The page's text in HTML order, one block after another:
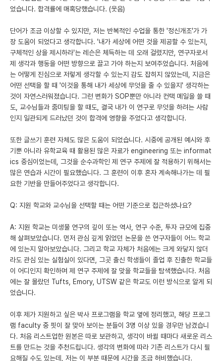
었습니다. 합격률에 매혹당했습니다. (웃음)
단어가 조금 이상할 수 있지만, 저는 반복적인 수업을 통한 '정신개조'가 가
장 도움이 되었다고 생각합니다. '내가 세상에 어떤 것을 제공할 수 있는지,
구체적인 상을 제시하라'는 레슨은 체득하는 데 오래 걸렸지만, 연구자로서
제 생각과 행동을 어떤 방향으로 끌고 가야 하는지 보여주었습니다. 처음에
는 어떻게 진심으로 저렇게 생각할 수 있는지 감도 잡히지 않았는데, 지금은
어떤 선택을 할 때 '이것을 통해 내가 세상에 무엇을 줄 수 있을지' 생각하는
것이 자연스러워졌습니다. 그런 변화가 SOP뿐만 아니라 컨택 메일을 쓸 때
도, 교수님들과 줌미팅을 할 때도, 결국 내가 이 연구로 무엇을 하려는 사람
인지 일관되게 드러났던 것이 합격에 영향을 주었다고 생각합니다.
또한 글쓰기 훈련 자체도 많은 도움이 되었습니다. 시중에 공개된 예시와 후
기뿐 아니라 유학교육 때 활용된 많은 자료가 engineering 또는 informat
ics 중심이었는데, 그것을 순수과학인 제 연구 주제에 잘 적용하기 위해서는
많은 연습과 시간이 필요했습니다. 그 훈련이 이후 혼자 계속해나가는 데 필
요한 기반을 만들어주었다고 생각합니다.
Q: 지원 학교와 교수님을 선택할 때는 어떤 기준으로 접근하셨나요?
A: 지원 학교는 미생물 연구의 깊이 또는 역사, 연구 수준, 투자 규모에 집중
해 살펴보았습니다. 먼저 관심 깊게 읽었던 논문을 쓴 연구자들이 어느 학교
에 있는지 알아보았습니다. 그리고 학교 자체가 처음에는 크게 와닿지 않더
라도 관심 있는 실험실이 있다면, 그곳 출신 학생들이 졸업 후 진출한 학교들
이 어디인지 확인하며 제 연구 주제에 잘 맞을 학교들을 탐색했습니다. 처음
에는 잘 몰랐던 Tufts, Emory, UTSW 같은 학교도 이런 방식으로 알게 되
었습니다.
이후 제가 지원하고 싶은 박사 프로그램을 학교 옆에 정리했고, 해당 프로그
램 faculty 중 핏이 잘 맞아 보이는 분들이 3명 이상 있을 경우만 남겼습니
다. 처음 리스트업한 원본은 따로 보관하고, 생각이 바뀔 때마다 새로운 리스
트를 만드는 것을 추천드립니다. 생각의 변화에 따라 기존 리스트가 다시 필
요해질 수도 있는데, 저는 이 부분 때문에 시간을 조금 허비했습니다.